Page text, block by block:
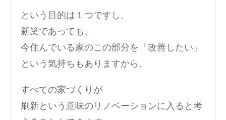
という目的は１つですし、
新築であっても、
今住んでいる家のこの部分を「改善したい」
という気持ちもありますから、
すべての家づくりが
刷新という意味のリノベーションに入ると考